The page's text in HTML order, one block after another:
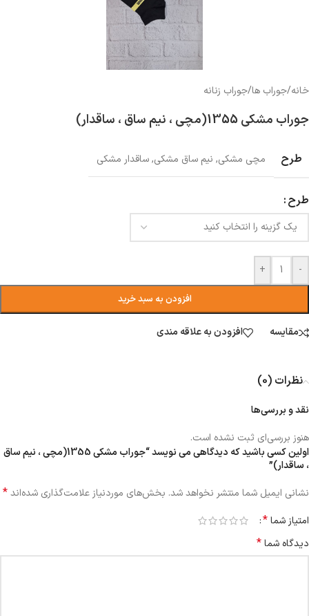
خانه/جوراب ها/جوراب زنانه
جوراب مشکی 1355(مچی ، نیم ساق ، ساقدار)
طرح مچی مشکی, نیم ساق مشکی,ساقدار مشکی
طرح
-
+
افزودن به سبد خرید
مقایسه افزودن به علاقه مندی
نظرات (0)
نقد و بررسی‌ها
هنوز بررسی‌ای ثبت نشده است.
اولین کسی باشید که دیدگاهی می نویسد “جوراب مشکی 1355(مچی ، نیم ساق
، ساقدار)”
نشانی ایمیل شما منتشر نخواهد شد. بخش‌های موردنیاز علامت‌گذاری شده‌اند*
امتیاز شما*
دیدگاه شما*